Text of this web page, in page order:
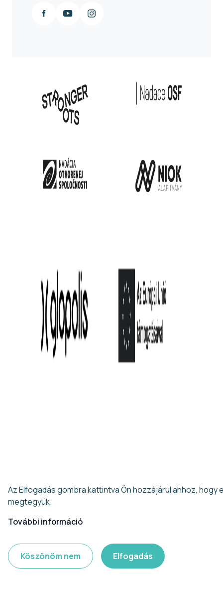
Az Elfogadás gombra kattintva Ön hozzájárul ahhoz, hogy
megtegyük.
További információ
Elfogadás
Köszönöm nem